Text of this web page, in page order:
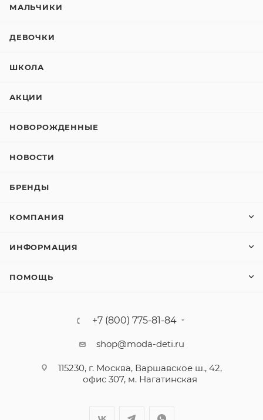
МАЛЬЧИКИ
ДЕВОЧКИ
ШКОЛА
АКЦИИ
НОВОРОЖДЕННЫЕ
НОВОСТИ
БРЕНДЫ
КОМПАНИЯ
ИНФОРМАЦИЯ
ПОМОЩЬ
+7 (800) 775-81-84
shop@moda-deti.ru
115230, г. Москва, Варшавское ш., 42,
офис 307, м. Нагатинская